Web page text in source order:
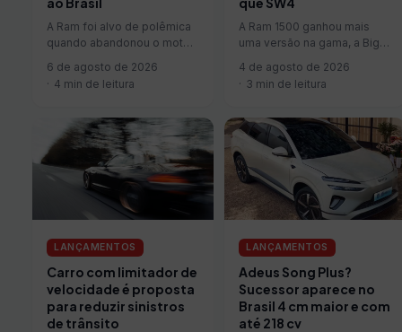
A Ram foi alvo de polêmica
quando abandonou o motor
cilindros em linha…
6 de agosto de 2026
4 min de leitura
A Ram 1500 ganhou mais
uma versão na gama, a Big
449.990, valor…
4 de agosto de 2026
3 min de leitura
LANÇAMENTOS
Carro com limitador de
velocidade é proposta
para reduzir sinistros
de trânsito
LANÇAMENTOS
Adeus Song Plus?
Sucessor aparece no
Brasil 4 cm maior e com
até 218 cv